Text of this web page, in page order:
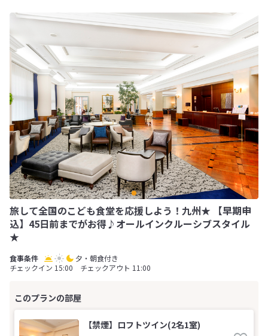
旅して全国のこども食堂を応援しよう！九州★ 【早期申
込】45日前までがお得♪オールインクルーシブスタイル
★
夕・朝食付き
チェックイン 15:00 チェックアウト 11:00
【禁煙】ロフトツイン(2名1室)